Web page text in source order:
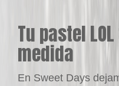
Tu pastel
medida
En Sweet Days